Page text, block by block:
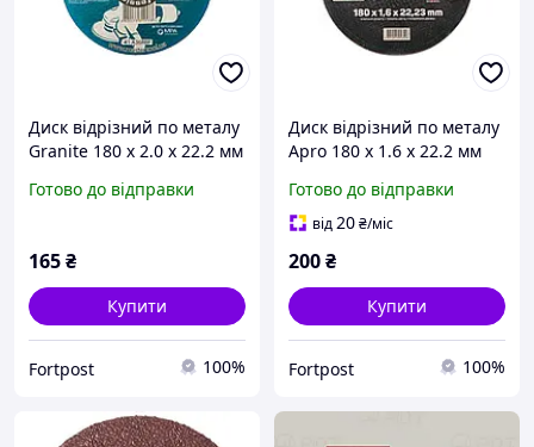
Диск відрізний по металу
Granite 180 х 2.0 х 22.2 мм
Готово до відправки
165₴
Купити
Fortpost 100%
Диск відрізний по металу
Apro 180 х 1.6 х 22.2 мм
Готово до відправки
від20₴/міс
200₴
Купити
Fortpost 100%